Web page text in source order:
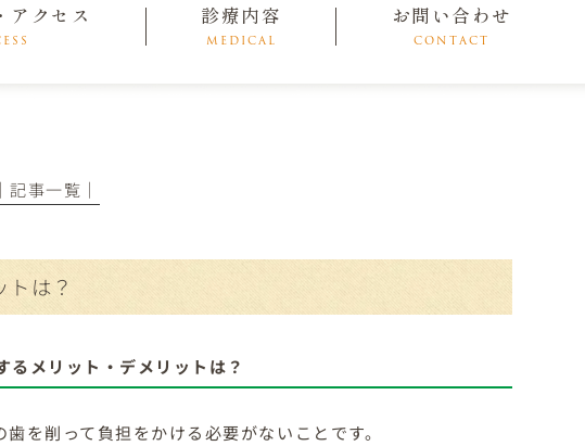
アクセス 診療内容
MEDICAL
お問い合わせ
CONTACT
│記事一覧│
は？
るメリット・デメリットは？
を削って負担をかける必要がないことです。